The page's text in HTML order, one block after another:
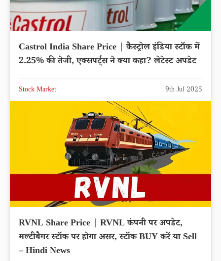
Castrol India Share Price | कैस्ट्रोल इंडिया स्टॉक में
2.25% की तेजी, एक्सपर्ट्स ने क्या कहा? लेटेस्ट अपडेट
Stock Market 9th Jul 2025
RVNL Share Price | RVNL कंपनी पर अपडेट,
मल्टीबैगर स्टॉक पर होगा असर, स्टॉक BUY करें या Sell
– Hindi News